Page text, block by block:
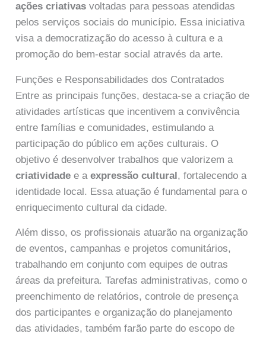
ações criativas voltadas para pessoas atendidas
pelos serviços sociais do município. Essa iniciativa
visa a democratização do acesso à cultura e a
promoção do bem-estar social através da arte.
Funções e Responsabilidades dos Contratados
Entre as principais funções, destaca-se a criação de
atividades artísticas que incentivem a convivência
entre famílias e comunidades, estimulando a
participação do público em ações culturais. O
objetivo é desenvolver trabalhos que valorizem a
criatividade e aexpressão cultural, fortalecendo a
identidade local. Essa atuação é fundamental para o
enriquecimento cultural da cidade.
Além disso, os profissionais atuarão na organização
de eventos, campanhas e projetos comunitários,
trabalhando em conjunto com equipes de outras
áreas da prefeitura. Tarefas administrativas, como o
preenchimento de relatórios, controle de presença
dos participantes e organização do planejamento
das atividades, também farão parte do escopo de